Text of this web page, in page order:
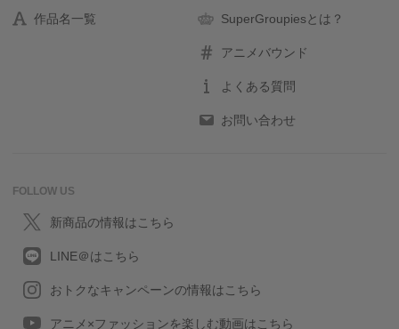
作品名一覧 SuperGroupiesとは？
アニメバウンド
よくある質問
お問い合わせ
FOLLOW US
新商品の情報はこちら
LINE＠はこちら
おトクなキャンペーンの情報はこちら
アニメ×ファッションを楽しむ動画はこちら